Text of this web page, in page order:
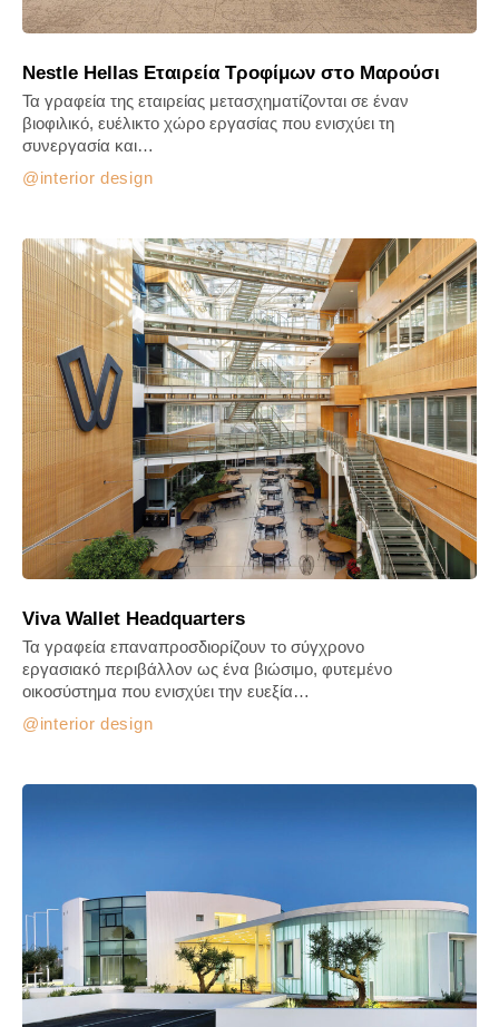
Nestle Hellas Εταιρεία Τροφίμων στο Μαρούσι
interior design
Τα γραφεία της εταιρείας μετασχηματίζονται σε έναν
βιοφιλικό, ευέλικτο χώρο εργασίας που ενισχύει τη
συνεργασία και…
Viva Wallet Headquarters
interior design
Τα γραφεία επαναπροσδιορίζουν το σύγχρονο
εργασιακό περιβάλλον ως ένα βιώσιμο, φυτεμένο
οικοσύστημα που ενισχύει την ευεξία…